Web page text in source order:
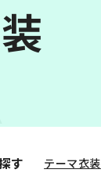
セス
す テーマ衣装